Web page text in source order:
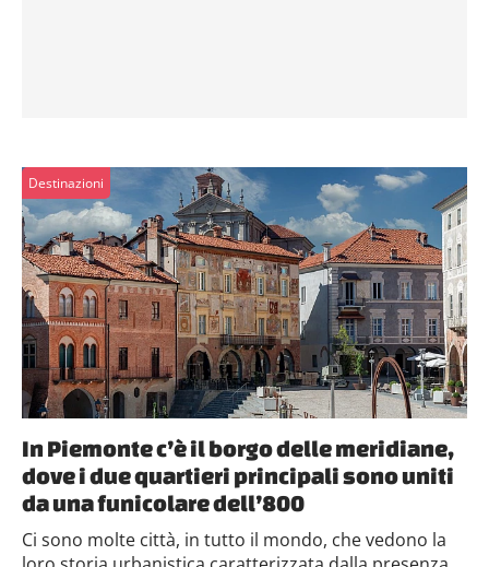
Destinazioni
In Piemonte c’è il borgo delle meridiane,
dove i due quartieri principali sono uniti
da una funicolare dell’800
Ci sono molte città, in tutto il mondo, che vedono la